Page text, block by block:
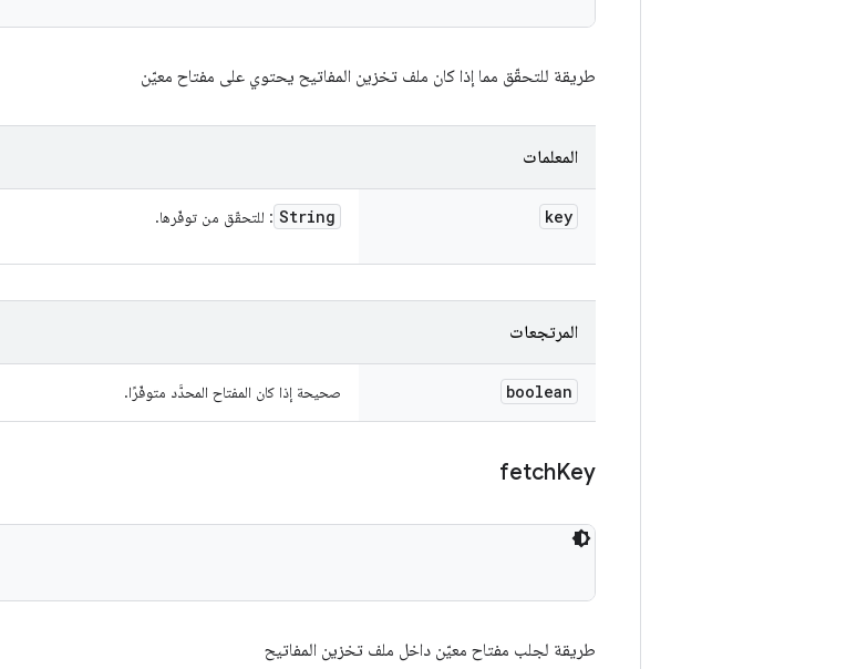
طريقة للتحقّق مما إذا كان ملف تخزين المفاتيح يحتوي على مفتاح معيّن
المعلمات
key
String : للتحقّق من توفّرها.
المرتجعات
boolean صحيحة إذا كان المفتاح المحدَّد متوفّرًا.
fetchKey
طريقة لجلب مفتاح معيّن داخل ملف تخزين المفاتيح